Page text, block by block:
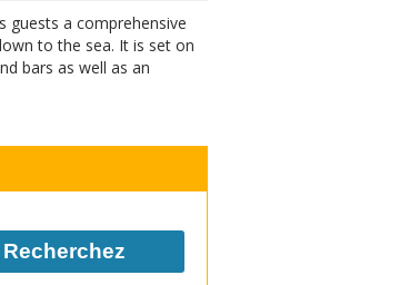
guests a comprehensive
to the sea. It is set on
bars as well as an
Recherchez